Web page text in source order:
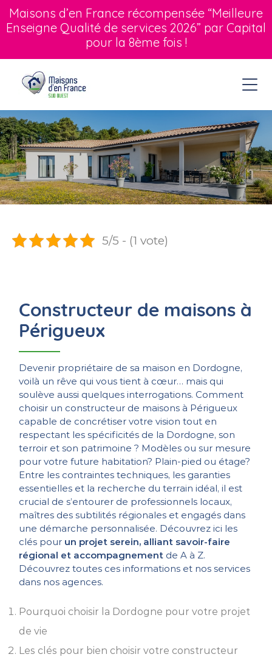
Maisons d’en France récompensée “Meilleure
Enseigne Qualité de services 2026” par Capital
pour la 8ème fois !
5/5 - (1 vote)
Constructeur de maisons à
Périgueux
Devenir propriétaire de sa maison en Dordogne,
voilà un rêve qui vous tient à cœur… mais qui
soulève aussi quelques interrogations. Comment
choisir un constructeur de maisons à Périgueux
capable de concrétiser votre vision tout en
respectant les spécificités de la Dordogne, son
terroir et son patrimoine ? Modèles ou sur mesure
pour votre future habitation? Plain-pied ou étage?
Entre les contraintes techniques, les garanties
essentielles et la recherche du terrain idéal, il est
crucial de s’entourer de professionnels locaux,
maîtres des subtilités régionales et engagés dans
une démarche personnalisée. Découvrez ici les
clés pour un projet serein, alliant savoir-faire
régional et accompagnement de A à Z.
Découvrez toutes ces informations et nos services
dans nos agences.
Pourquoi choisir la Dordogne pour votre projet
de vie
Les clés pour bien choisir votre constructeur